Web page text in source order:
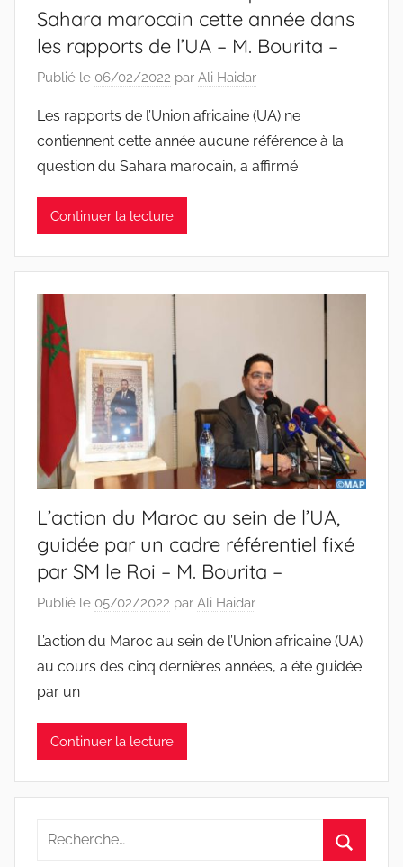
Sahara marocain cette année dans
les rapports de l’UA – M. Bourita –
Publié le 06/02/2022 par Ali Haidar
Les rapports de l’Union africaine (UA) ne
contiennent cette année aucune référence à la
question du Sahara marocain, a affirmé
Continuer la lecture
L’action du Maroc au sein de l’UA,
guidée par un cadre référentiel fixé
par SM le Roi – M. Bourita –
Publié le 05/02/2022 par Ali Haidar
L’action du Maroc au sein de l’Union africaine (UA)
au cours des cinq dernières années, a été guidée
par un
Continuer la lecture
Recherche